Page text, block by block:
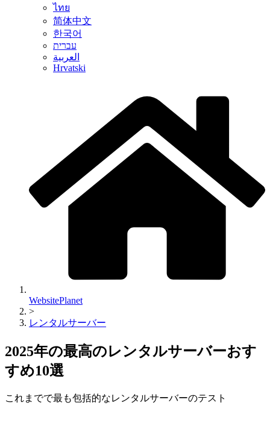
ไทย
简体中文
한국어
עברית
العربية
Hrvatski
WebsitePlanet
>
レンタルサーバー
2025年の最高のレンタルサーバーおす
すめ10選
これまでで最も包括的なレンタルサーバーのテスト